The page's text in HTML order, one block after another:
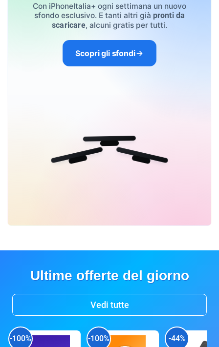
Con iPhoneItalia+ ogni settimana un nuovo
sfondo esclusivo. E tanti altri già pronti da
scaricare, alcuni gratis per tutti.
Scopri gli sfondi
Ultime offerte del giorno
Vedi tutte
-100% -100% -44%